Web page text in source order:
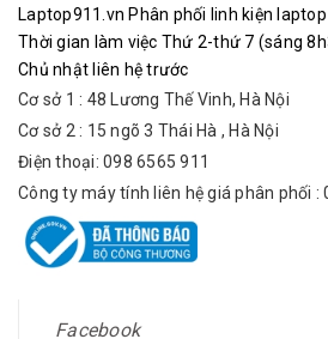
Laptop911.vn Phân phối linh kiện laptop
Thời gian làm việc Thứ 2-thứ 7 (sáng
Chủ nhật liên hệ trước
Cơ sở 1 : 48 Lương Thế Vinh, Hà Nội
Cơ sở 2 : 15 ngõ 3 Thái Hà , Hà Nội
Điện thoại: 098 6565 911
Công ty máy tính liên hệ giá phân phối :
Facebook